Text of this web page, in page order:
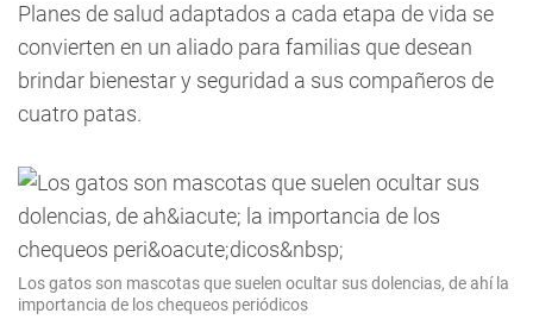
Planes de salud adaptados a cada etapa de vida se
convierten en un aliado para familias que desean
brindar bienestar y seguridad a sus compañeros de
cuatro patas.
Los gatos son mascotas que suelen ocultar sus dolencias, de ahí la
importancia de los chequeos periódicos